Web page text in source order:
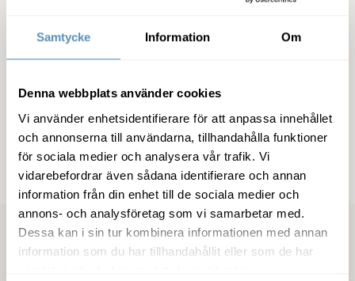
Samtycke Information Om
Denna webbplats använder cookies
Vi använder enhetsidentifierare för att anpassa innehållet
och annonserna till användarna, tillhandahålla funktioner
för sociala medier och analysera vår trafik. Vi
vidarebefordrar även sådana identifierare och annan
information från din enhet till de sociala medier och
annons- och analysföretag som vi samarbetar med.
Dessa kan i sin tur kombinera informationen med annan
information som du har tillhandahållit eller som de har
Pressmeddelande (pdf) (pdf)
Senaste pressmeddelanden